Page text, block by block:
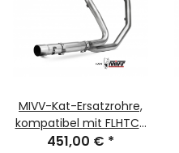
MIVV-Kat-Ersatzrohre,
kompatibel mit FLHTCU
TC und FLHTCUL TC -
451,00 € *